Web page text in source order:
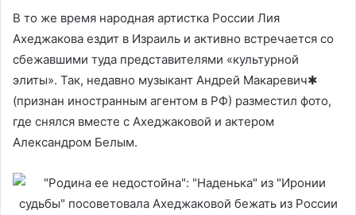
В то же время народная артистка России Лия
Ахеджакова ездит в Израиль и активно встречается со
сбежавшими туда представителями «культурной
элиты». Так, недавно музыкант Андрей Макаревич✱
(признан иностранным агентом в РФ) разместил фото,
где снялся вместе с Ахеджаковой и актером
Александром Белым.